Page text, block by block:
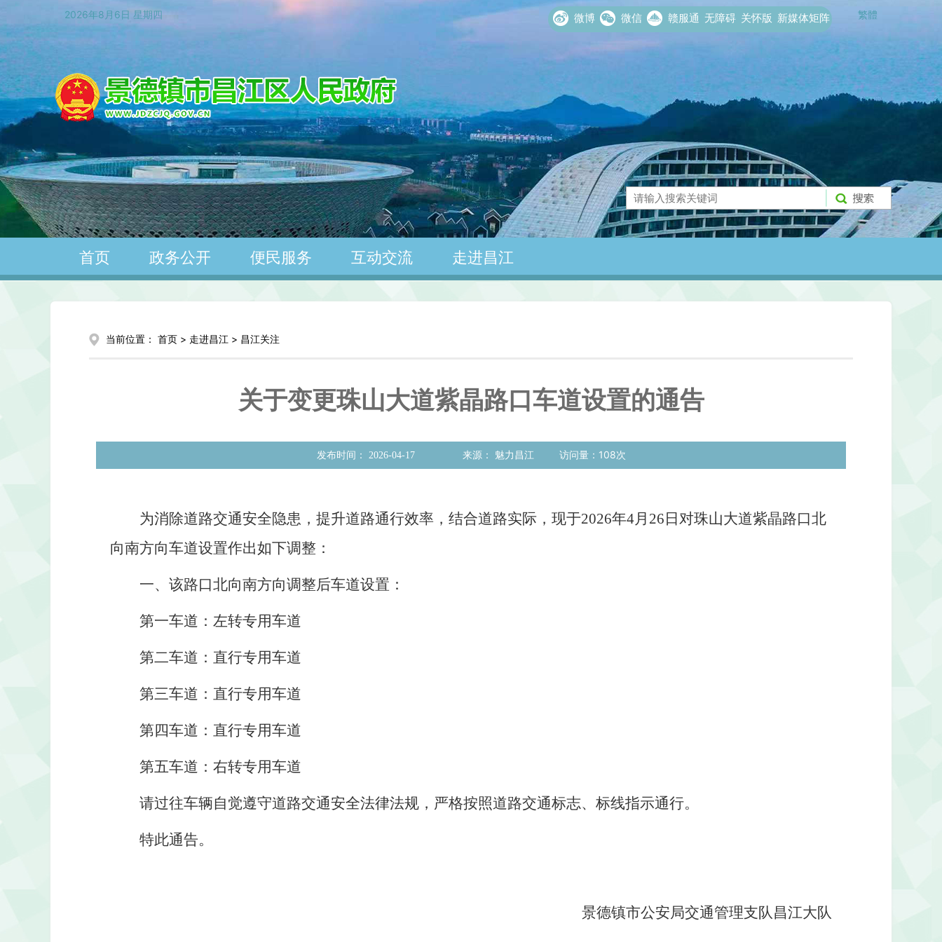
2026年8月6日 星期四 微博 微信 赣服通 无障碍 关怀版 新媒体矩阵 繁體
首页 政务公开 便民服务 互动交流 走进昌江
当前位置： 首页 > 走进昌江 > 昌江关注
关于变更珠山大道紫晶路口车道设置的通告
发布时间： 2026-04-17 来源： 魅力昌江 访问量： 108次
为消除道路交通安全隐患，提升道路通行效率，结合道路实际，现于2026年4月26日对珠山大道紫晶路口北
向南方向车道设置作出如下调整：
一、该路口北向南方向调整后车道设置：
第一车道：左转专用车道
第二车道：直行专用车道
第三车道：直行专用车道
第四车道：直行专用车道
第五车道：右转专用车道
请过往车辆自觉遵守道路交通安全法律法规，严格按照道路交通标志、标线指示通行。
特此通告。
景德镇市公安局交通管理支队昌江大队